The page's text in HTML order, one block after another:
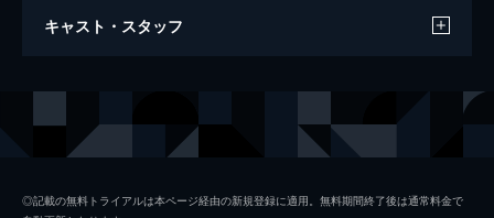
ドント・ブリーズ
キャスト・スタッフ
アレックス ディラン・ミネット
◎記載の無料トライアルは本ページ経由の新規登録に適用。無料期間終了後は通常料金で